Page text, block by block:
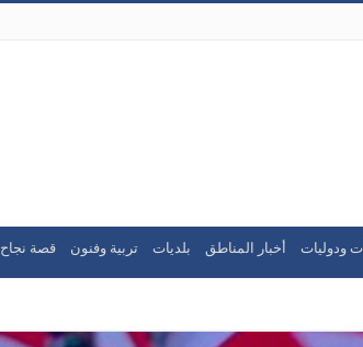
ودوليات أخبار المناطق بلديات تربية وفنون قصة نجاح